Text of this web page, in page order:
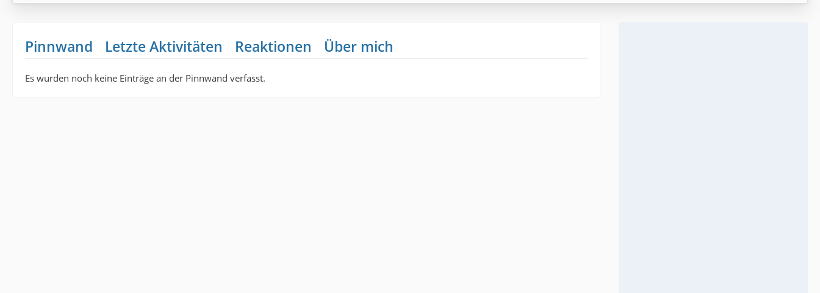
Pinnwand Letzte Aktivitäten Reaktionen Über mich
Es wurden noch keine Einträge an der Pinnwand verfasst.